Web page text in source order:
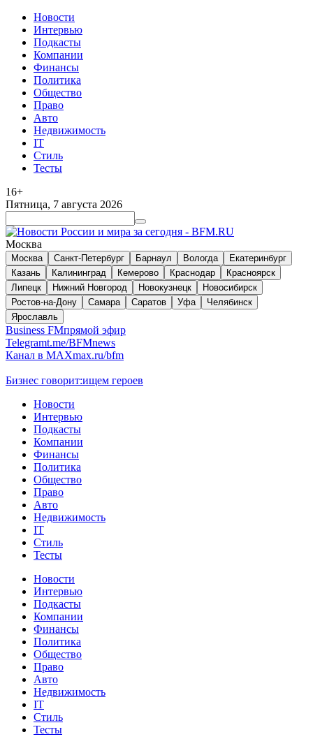
Новости
Интервью
Подкасты
Компании
Финансы
Политика
Общество
Право
Авто
Недвижимость
IT
Стиль
Тесты
16+
Пятница, 7 августа 2026
Москва
Москва Санкт-Петербург Барнаул Вологда
Екатеринбург
Казань
Калининград Кемерово Краснодар
Красноярск
Липецк
Нижний Новгород Новокузнецк
Новосибирск
Ростов-на-Дону
Самара Саратов Уфа
Челябинск
Ярославль
Business FMпрямой эфир
Telegramt.me/BFMnews
Канал в MAXmax.ru/bfm
Бизнес говорит:ищем героев
Новости
Интервью
Подкасты
Компании
Финансы
Политика
Общество
Право
Авто
Недвижимость
IT
Стиль
Тесты
Новости
Интервью
Подкасты
Компании
Финансы
Политика
Общество
Право
Авто
Недвижимость
IT
Стиль
Тесты